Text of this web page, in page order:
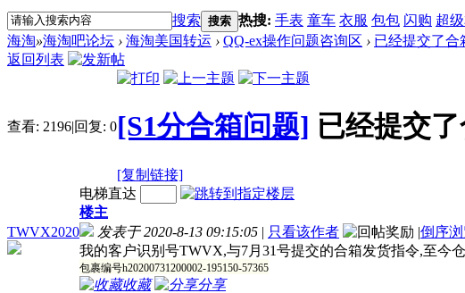
搜索 搜索 热搜: 手表 童车 衣服 包包 闪购 超
海淘»海淘吧论坛 › 海淘美国转运 › QQ-ex操作问题咨询区 › 已经提交了合
返回列表
查看: 2196|回复: 0[S1分合箱问题] 已经提交
[复制链接]
TWVX2020
电梯直达
楼主
发表于 2020-8-13 09:15:05 | 只看该作者 |倒序
我的客户识别号TWVX,与7月31号提交的合箱发货指令,至今
包裹编号h20200731200002-195150-57365
收藏
分享